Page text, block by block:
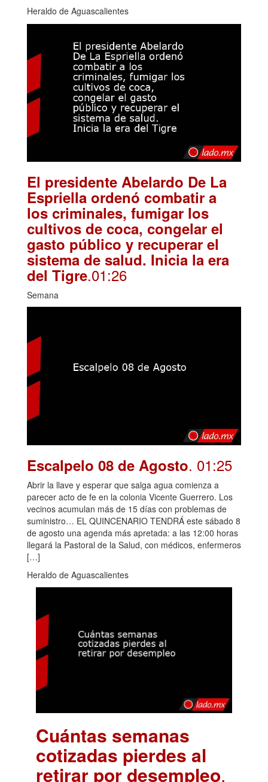
Heraldo de Aguascalientes
El presidente Abelardo De La
Espriella ordenó combatir a
los criminales, fumigar los
cultivos de coca, congelar el
gasto público y recuperar el
sistema de salud. Inicia la era
del Tigre.01:26
Semana
Escalpelo 08 de Agosto. 01:25
Abrir la llave y esperar que salga agua comienza a
parecer acto de fe en la colonia Vicente Guerrero. Los
vecinos acumulan más de 15 días con problemas de
suministro… EL QUINCENARIO TENDRÁ este sábado 8
de agosto una agenda más apretada: a las 12:00 horas
llegará la Pastoral de la Salud, con médicos, enfermeros
[…]
Heraldo de Aguascalientes
Cuántas semanas
cotizadas pierdes al
retirar por desempleo.